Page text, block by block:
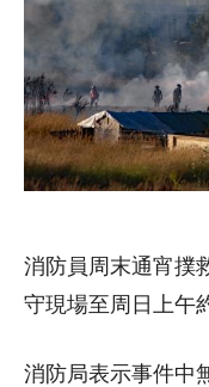
消防員周末通宵撲
守現場至周日上午
消防局表示事件中